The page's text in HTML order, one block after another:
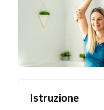
Istruzione